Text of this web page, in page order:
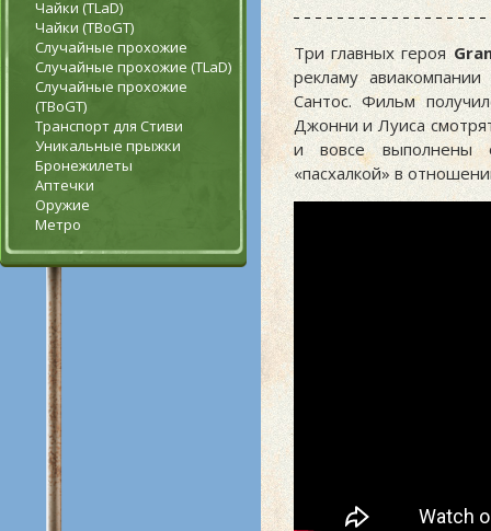
Чайки (TLaD)
Чайки (TBoGT)
Случайные прохожие
Случайные прохожие (TLaD)
Случайные прохожие
(TBoGT)
Транспорт для Стиви
Уникальные прыжки
Бронежилеты
Аптечки
Оружие
Метро
Три главных героя
рекламу
Сантос. Фильм
Джонни и Луиса
и вовсе выполнены
«пасхалкой» в